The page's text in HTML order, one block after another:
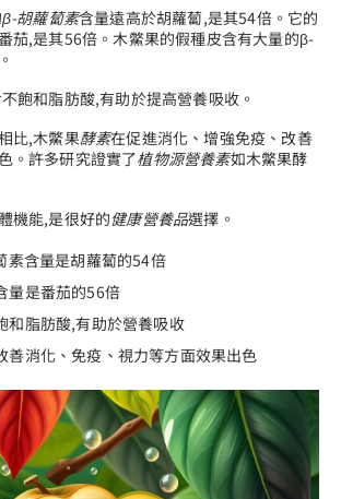
β-胡蘿蔔素含量遠高於胡蘿蔔,是其54倍。它的
茄,是其56倍。木鱉果的假種皮含有大量的β-
飽和脂肪酸,有助於提高營養吸收。
比,木鱉果酵素在促進消化、增強免疫、改善
。許多研究證實了植物源營養素如木鱉果酵
機能,是很好的健康營養品選擇。
素含量是胡蘿蔔的54倍
量是番茄的56倍
和脂肪酸,有助於營養吸收
善消化、免疫、視力等方面效果出色